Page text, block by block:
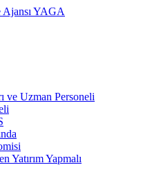
ve Uzman Personeli
Yatırım Yapmalı